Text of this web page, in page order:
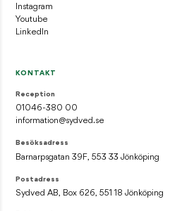
Instagram
Youtube
LinkedIn
KONTAKT
Reception
01046-380 00
information@sydved.se
Besöksadress
Barnarpsgatan 39F, 553 33 Jönköping
Postadress
Sydved AB, Box 626, 551 18 Jönköping